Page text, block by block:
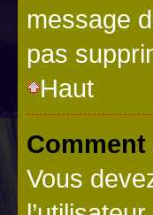
message
pas
Haut
Vous